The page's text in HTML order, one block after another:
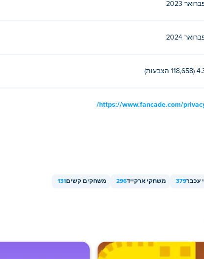
יורד עבור כל שדרוג, אך שים לב שהוא יאיץ בחזרה
Poki (פוקי)
2023
2024
הצבעות)
https://www.fancade.com/
עכבר379 משחקי ארקייד296 משחקים קשים 131